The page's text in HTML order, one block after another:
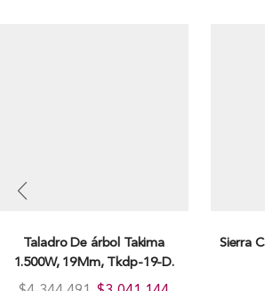
Taladro De árbol Takima
1.500W, 19Mm, Tkdp-19-D.
Sierra